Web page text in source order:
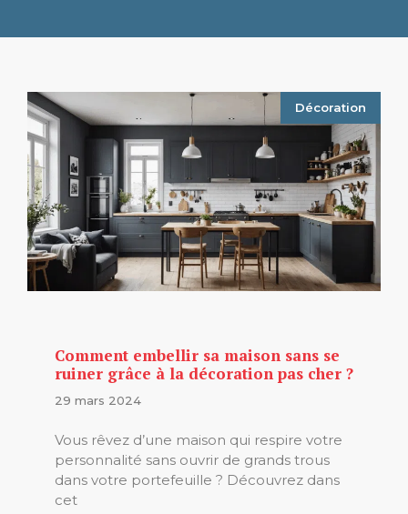
Décoration
Comment embellir sa maison sans se
ruiner grâce à la décoration pas cher ?
29 mars 2024
Vous rêvez d’une maison qui respire votre
personnalité sans ouvrir de grands trous
dans votre portefeuille ? Découvrez dans
cet